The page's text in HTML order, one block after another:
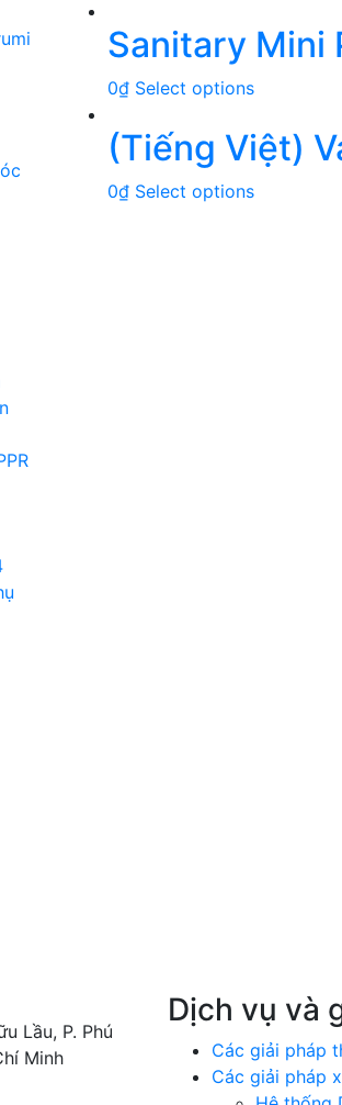
Sanitary Mini
0₫ Select options
(Tiếng Việt)
0₫ Select options
Lầu, P. Phú
Minh
Dịch vụ và
Các giải pháp
Các giải pháp